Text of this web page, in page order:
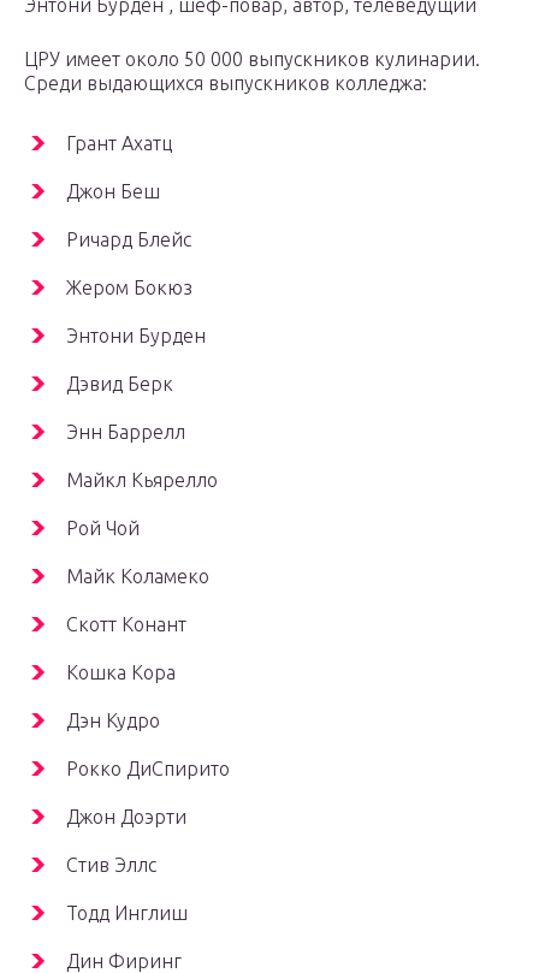
ЦРУ имеет около 50 000 выпускников кулинарии.
Среди выдающихся выпускников колледжа:
Грант Ахатц
Джон Беш
Ричард Блейс
Жером Бокюз
Энтони Бурден
Дэвид Берк
Энн Баррелл
Майкл Кьярелло
Рой Чой
Майк Коламеко
Скотт Конант
Кошка Кора
Дэн Кудро
Рокко ДиСпирито
Джон Доэрти
Стив Эллс
Тодд Инглиш
Дин Фиринг